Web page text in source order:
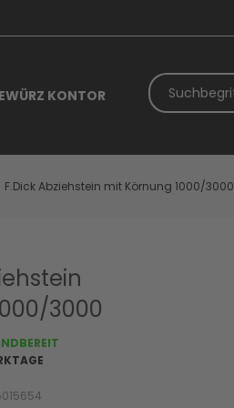
KONTOR
Suchbegriff
F.Dick Abziehstein mit Körnung 1000/3000
3000